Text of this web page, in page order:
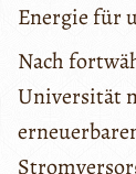
Energie für
Nach
Universität